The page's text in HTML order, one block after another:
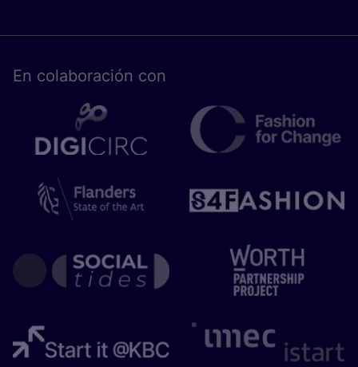
En cola­bo­ra­ción con